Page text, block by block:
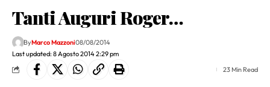
Tanti Auguri Roger…
Last updated: 8 Agosto 2014 2:29 pm
ByMarco Mazzoni08/08/2014
23 Min Read